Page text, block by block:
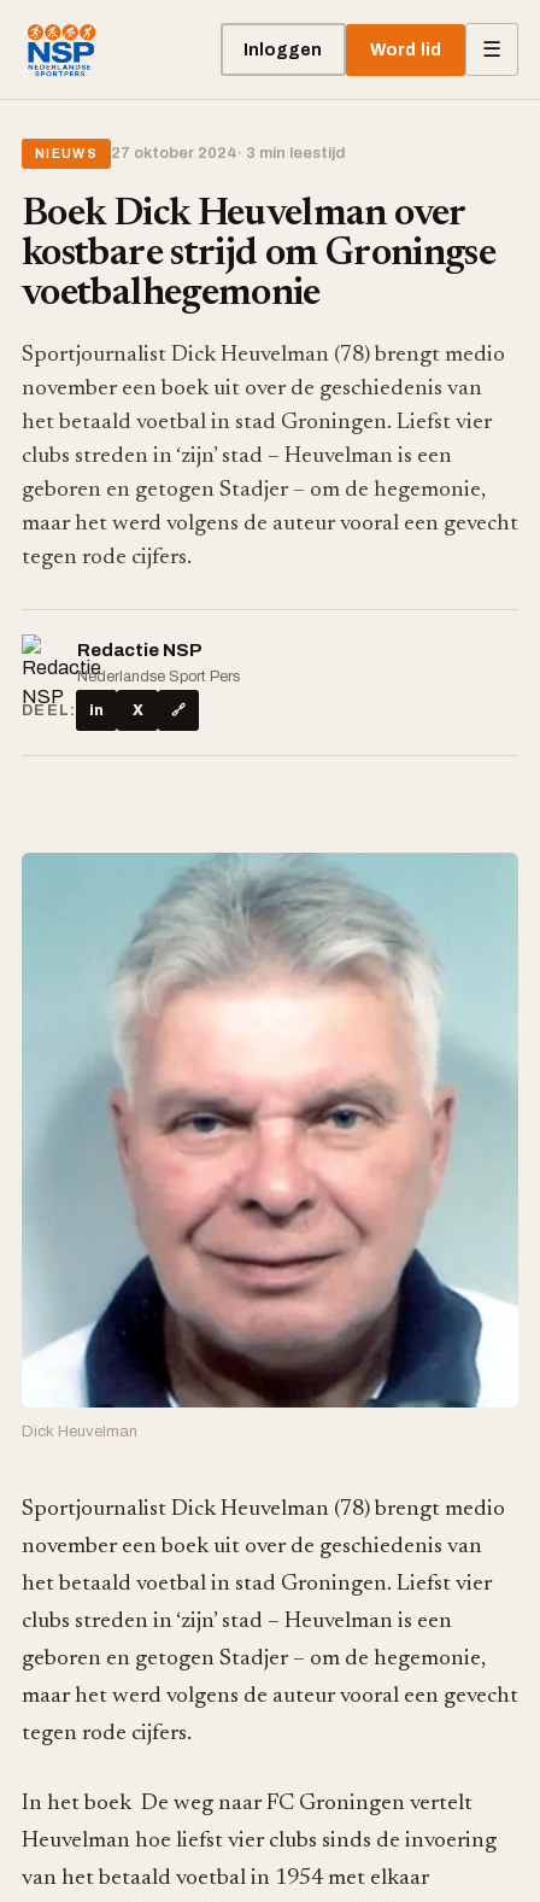
Inloggen Word lid ☰
NIEUWS 27 oktober 2024· 3 min leestijd
Boek Dick Heuvelman over
kostbare strijd om Groningse
voetbalhegemonie
Sportjournalist Dick Heuvelman (78) brengt medio
november een boek uit over de geschiedenis van
het betaald voetbal in stad Groningen. Liefst vier
clubs streden in ‘zijn’ stad – Heuvelman is een
geboren en getogen Stadjer – om de hegemonie,
maar het werd volgens de auteur vooral een gevecht
tegen rode cijfers.
Redactie NSP
Nederlandse Sport Pers
DEEL:
in X 🔗
Dick Heuvelman
Sportjournalist Dick Heuvelman (78) brengt medio
november een boek uit over de geschiedenis van
het betaald voetbal in stad Groningen. Liefst vier
clubs streden in ‘zijn’ stad – Heuvelman is een
geboren en getogen Stadjer – om de hegemonie,
maar het werd volgens de auteur vooral een gevecht
tegen rode cijfers.
In het boek De weg naar FC Groningen vertelt
Heuvelman hoe liefst vier clubs sinds de invoering
van het betaald voetbal in 1954 met elkaar